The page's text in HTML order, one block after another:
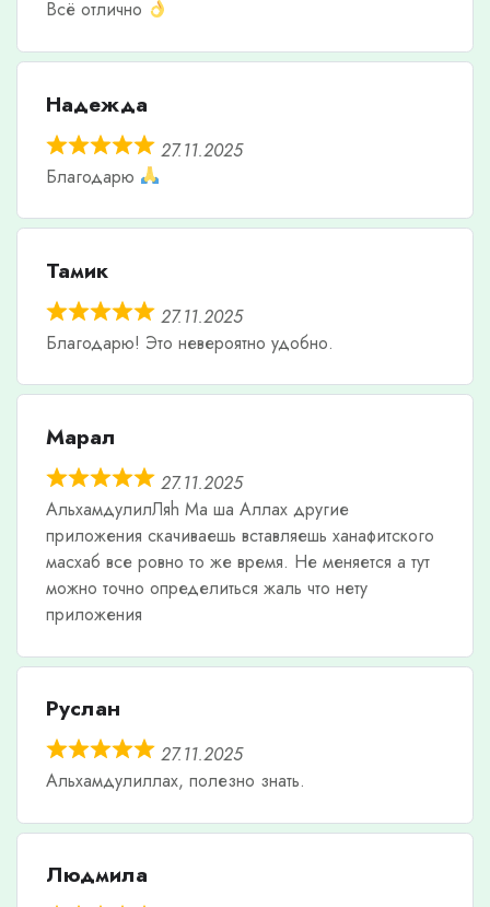
Всё отлично
Надежда
27.11.2025
Благодарю
Тамик
27.11.2025
Благодарю! Это невероятно удобно.
Марал
27.11.2025
АльхамдулилЛяh Ма ша Аллах другие
приложения скачиваешь вставляешь ханафитского
масхаб все ровно то же время. Не меняется а тут
можно точно определиться жаль что нету
приложения
Руслан
27.11.2025
Альхамдулиллах, полезно знать.
Людмила